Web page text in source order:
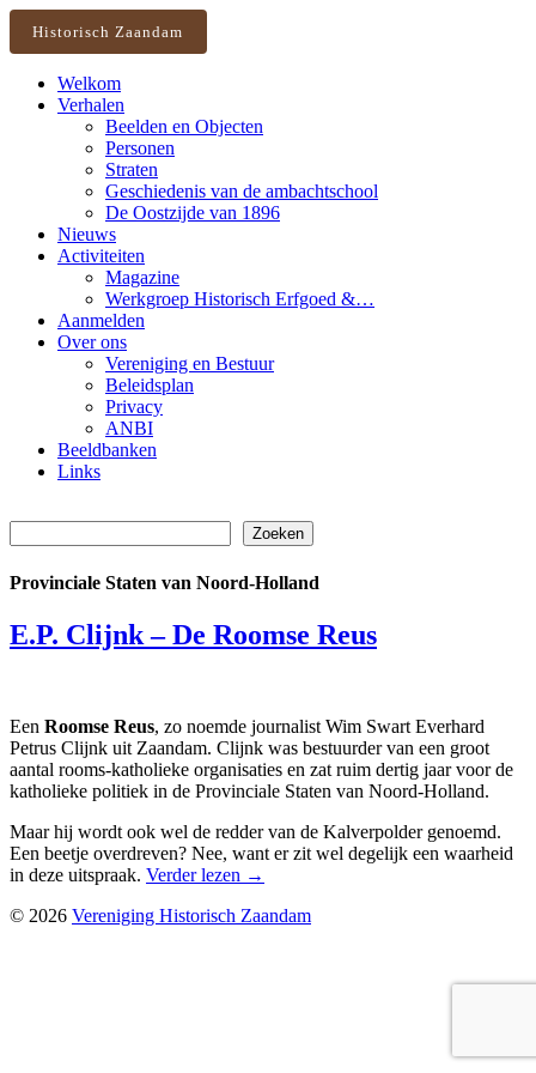
Historisch Zaandam
Welkom
Verhalen
Beelden en Objecten
Personen
Straten
Geschiedenis van de ambachtschool
De Oostzijde van 1896
Nieuws
Activiteiten
Magazine
Werkgroep Historisch Erfgoed &…
Aanmelden
Over ons
Vereniging en Bestuur
Beleidsplan
Privacy
ANBI
Beeldbanken
Links
Zoeken
Provinciale Staten van Noord-Holland
E.P. Clijnk – De Roomse Reus
Een Roomse Reus, zo noemde journalist Wim Swart Everhard
Petrus Clijnk uit Zaandam. Clijnk was bestuurder van een groot
aantal rooms-katholieke organisaties en zat ruim dertig jaar voor de
katholieke politiek in de Provinciale Staten van Noord-Holland.
Maar hij wordt ook wel de redder van de Kalverpolder genoemd.
Een beetje overdreven? Nee, want er zit wel degelijk een waarheid
in deze uitspraak. Verder lezen →
© 2026 Vereniging Historisch Zaandam